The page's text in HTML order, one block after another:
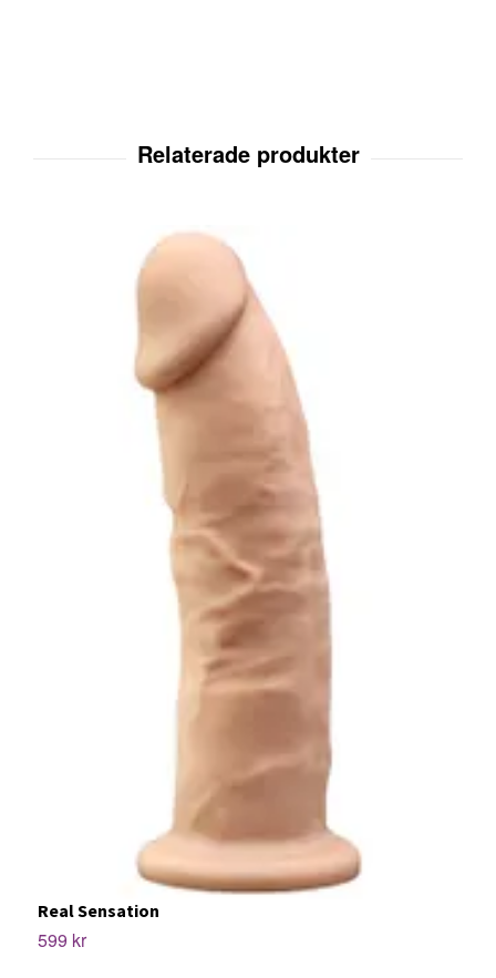
Real Sensation
599 kr